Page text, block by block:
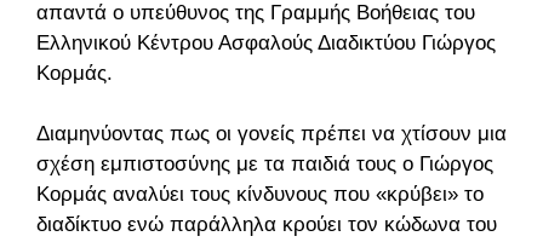
απαντά ο υπεύθυνος της Γραμμής Βοήθειας του
Ελληνικού Κέντρου Ασφαλούς Διαδικτύου Γιώργος
Κορμάς.
Διαμηνύοντας πως οι γονείς πρέπει να χτίσουν μια
σχέση εμπιστοσύνης με τα παιδιά τους ο Γιώργος
Κορμάς αναλύει τους κίνδυνους που «κρύβει» το
διαδίκτυο ενώ παράλληλα κρούει τον κώδωνα του